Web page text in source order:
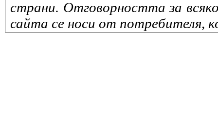
страни. Отговорността за
сайта се носи от потребителя,